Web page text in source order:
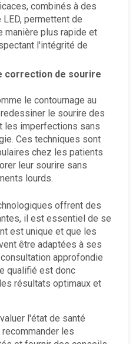
combinés à des
permettent de
manière plus rapide et
l'intégrité de
correction de sourire
le contournage au
le sourire des
les imperfections sans
Ces techniques sont
chez les patients
leur sourire sans
lourds.
offrent des
il est essentiel de se
est unique et que les
être adaptées à ses
approfondie
qualifié est donc
résultats optimaux et
l'état de santé
les